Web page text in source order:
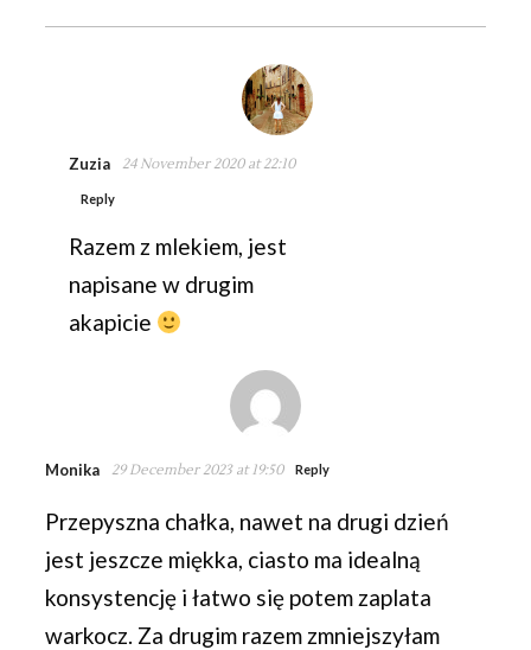
Zuzia 24 November 2020 at 22:10
Reply
Razem z mlekiem, jest
napisane w drugim
akapicie
Monika 29 December 2023 at 19:50 Reply
Przepyszna chałka, nawet na drugi dzień
jest jeszcze miękka, ciasto ma idealną
konsystencję i łatwo się potem zaplata
warkocz. Za drugim razem zmniejszyłam